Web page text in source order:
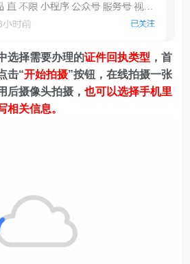
选择需要办理的证件回执类型 ，首
击“开始拍摄”按钮，在线拍摄一张
后摄像头拍摄，也可以选择手机里
相关信息。